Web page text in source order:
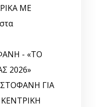
ΜΕ
- «ΤΟ
2026»
ΓΙΑ